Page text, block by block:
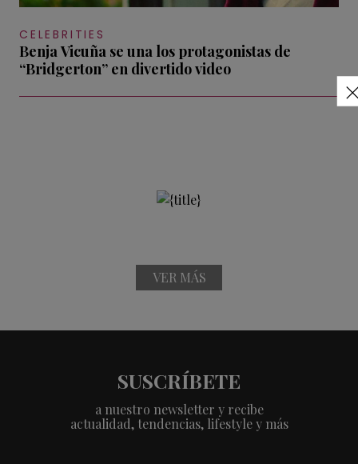
CELEBRITIES
Benja Vicuña se una los protagonistas de
“Bridgerton” en divertido video
VER MÁS
SUSCRÍBETE
a nuestro newsletter y recibe
actualidad, tendencias, lifestyle y más